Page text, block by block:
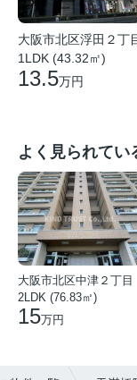
大阪市北区浮田２丁
1LDK (43.32㎡)
13.5万円
よく見られてい
大阪市北区中津２丁目
2LDK (76.83㎡)
15万円